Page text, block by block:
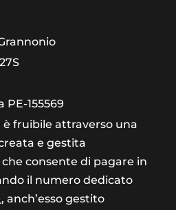
PE-155569
fruibile attraverso una
e gestita
consente di pagare in
il numero dedicato
, anch’esso gestito